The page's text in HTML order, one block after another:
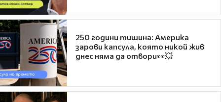
250 години тишина: Америка
зарови капсула, която никой жив
днес няма да отвори👀💥